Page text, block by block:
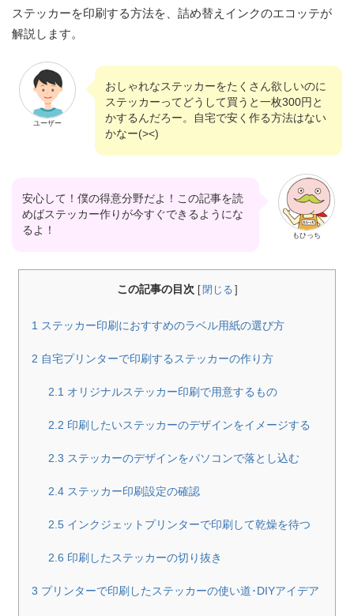
ステッカーを印刷する方法を、詰め替えインクのエコッテが
解説します。
ユーザー
おしゃれなステッカーをたくさん欲しいのに
ステッカーってどうして買うと一枚300円と
かするんだろー。自宅で安く作る方法はない
かなー(><)
安心して！僕の得意分野だよ！この記事を読
めばステッカー作りが今すぐできるようにな
るよ！
もひっち
この記事の目次 [ 閉じる ]
1 ステッカー印刷におすすめのラベル用紙の選び方
2 自宅プリンターで印刷するステッカーの作り方
2.1 オリジナルステッカー印刷で用意するもの
2.2 印刷したいステッカーのデザインをイメージする
2.3 ステッカーのデザインをパソコンで落とし込む
2.4 ステッカー印刷設定の確認
2.5 インクジェットプリンターで印刷して乾燥を待つ
2.6 印刷したステッカーの切り抜き
3 プリンターで印刷したステッカーの使い道･DIYアイデア